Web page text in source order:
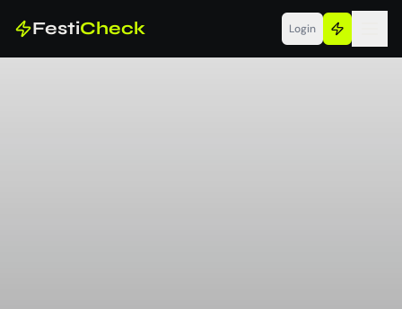
FestiCheck Login